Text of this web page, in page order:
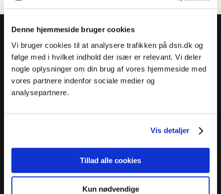
Denne hjemmeside bruger cookies
Vi bruger cookies til at analysere trafikken på dsn.dk og
følge med i hvilket indhold der især er relevant. Vi deler
nogle oplysninger om din brug af vores hjemmeside med
vores partnere indenfor sociale medier og
analysepartnere.
Vis detaljer
Tillad alle cookies
Kun nødvendige
Dansk Sprognævn
Adelgade 119 B
5400 Bogense
adm@dsn.dk